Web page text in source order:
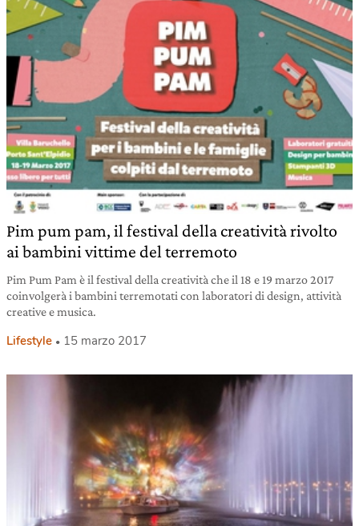
Pim pum pam, il festival della creatività rivolto
ai bambini vittime del terremoto
Pim Pum Pam è il festival della creatività che il 18 e 19 marzo 2017
coinvolgerà i bambini terremotati con laboratori di design, attività
creative e musica.
Lifestyle 15 marzo 2017